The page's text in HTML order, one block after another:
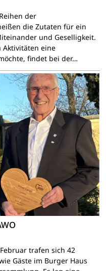
der
die Zutaten für ein
und Geselligkeit.
Aktivitäten eine
findet bei der…
trafen sich 42
Gäste im Burger Haus